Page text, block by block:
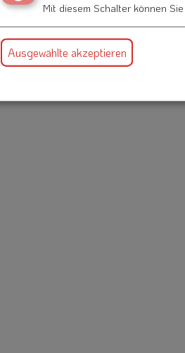
Mit diesem Schalter können
Ausgewählte akzeptieren